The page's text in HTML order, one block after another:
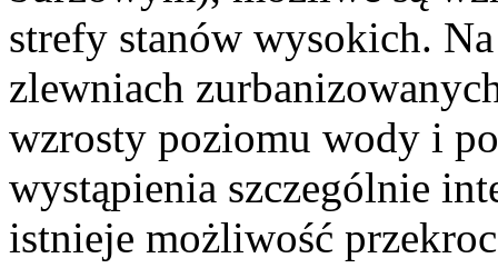
strefy stanów wysokich.
zlewniach
wzrosty poziomu wody i
wystąpienia szczególnie
istnieje możliwość